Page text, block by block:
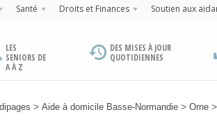
Santé Droits et Finances Soutien aux
LES
SENIORS DE
A À Z
DES MISES À JOUR
QUOTIDIENNES
> Aide à domicile Basse-Normandie > Orne >